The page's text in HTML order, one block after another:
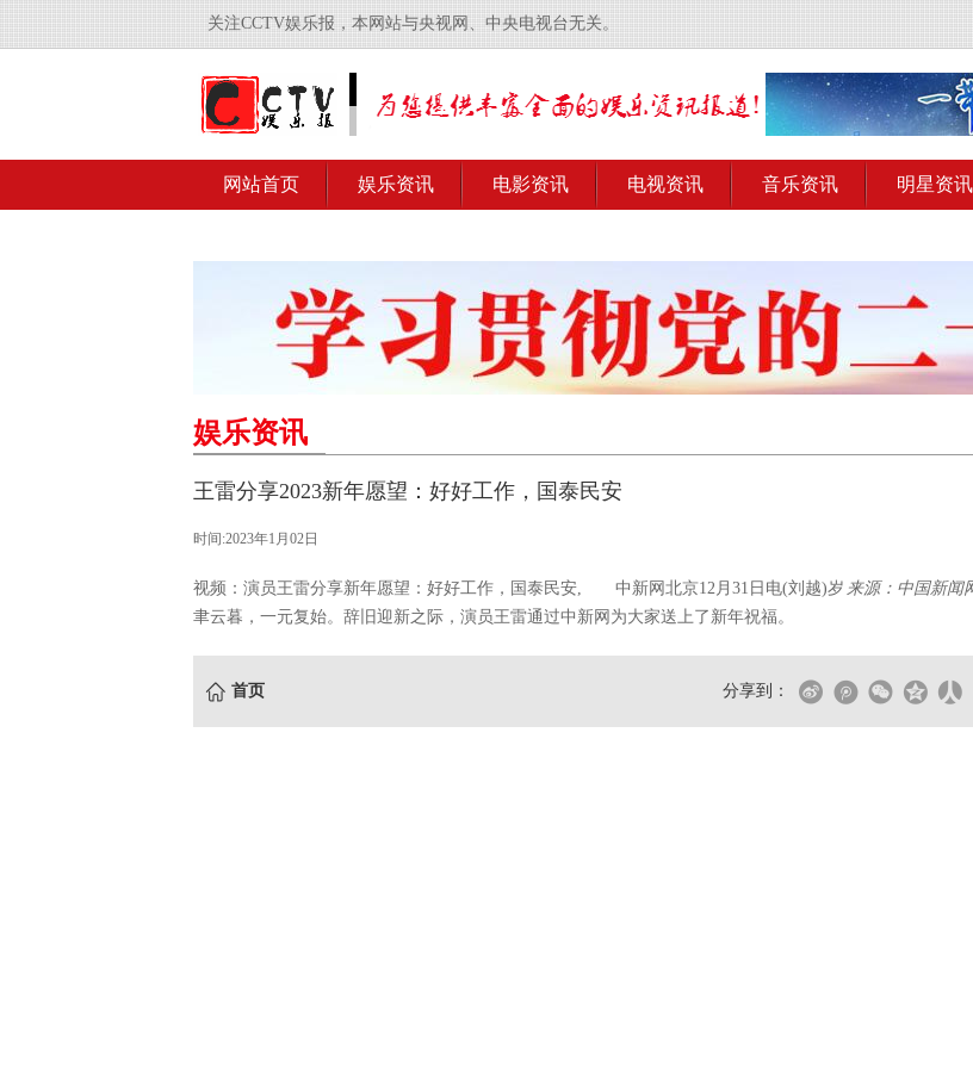
关注CCTV娱乐报，本网站与央视网、中央电视台无关。
网站首页 娱乐资讯 电影资讯 电视资讯 音乐资讯 明星资讯
娱乐资讯
王雷分享2023新年愿望：好好工作，国泰民安
时间:2023年1月02日
视频：演员王雷分享新年愿望：好好工作，国泰民安 来源：中国新闻
, 中新网北京12月31日电(刘越)岁
聿云暮，一元复始。辞旧迎新之际，演员王雷通过中新网为大家送上了新年祝福。
首页 分享到：